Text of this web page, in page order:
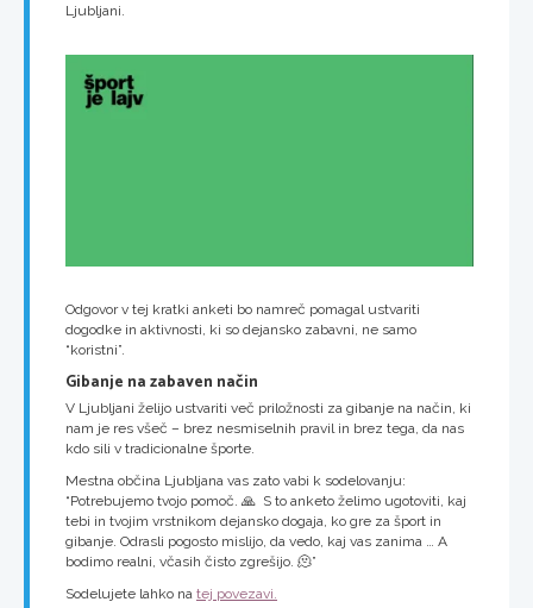
Ljubljani.
Odgovor v tej kratki anketi bo namreč pomagal ustvariti
dogodke in aktivnosti, ki so dejansko zabavni, ne samo
“koristni”.
Gibanje na zabaven način
V Ljubljani želijo ustvariti več priložnosti za gibanje na način, ki
nam je res všeč – brez nesmiselnih pravil in brez tega, da nas
kdo sili v tradicionalne športe.
Mestna občina Ljubljana vas zato vabi k sodelovanju:
“Potrebujemo tvojo pomoč. 🙏 S to anketo želimo ugotoviti, kaj
tebi in tvojim vrstnikom dejansko dogaja, ko gre za šport in
gibanje. Odrasli pogosto mislijo, da vedo, kaj vas zanima … A
bodimo realni, včasih čisto zgrešijo. 🫠”
Sodelujete lahko na tej povezavi.